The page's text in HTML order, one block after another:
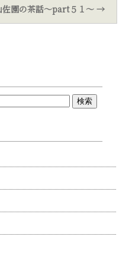
佐園の茶話～part５１～ →